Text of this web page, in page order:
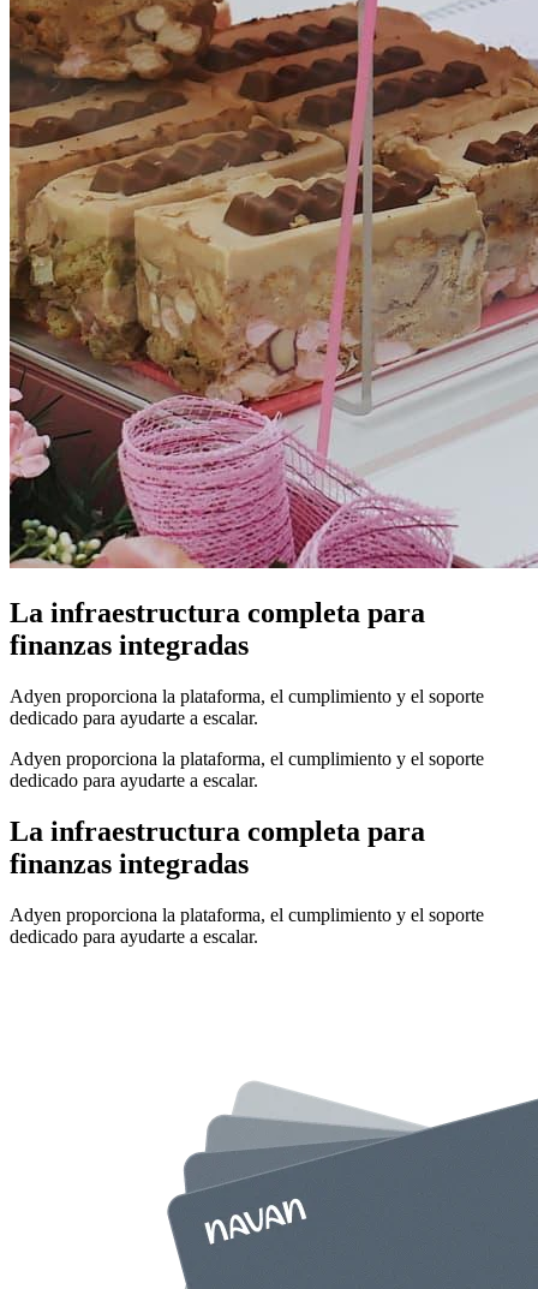
La infraestructura completa para
finanzas integradas
Adyen proporciona la plataforma, el cumplimiento y el soporte
dedicado para ayudarte a escalar.
Adyen proporciona la plataforma, el cumplimiento y el soporte
dedicado para ayudarte a escalar.
La infraestructura completa para
finanzas integradas
Adyen proporciona la plataforma, el cumplimiento y el soporte
dedicado para ayudarte a escalar.